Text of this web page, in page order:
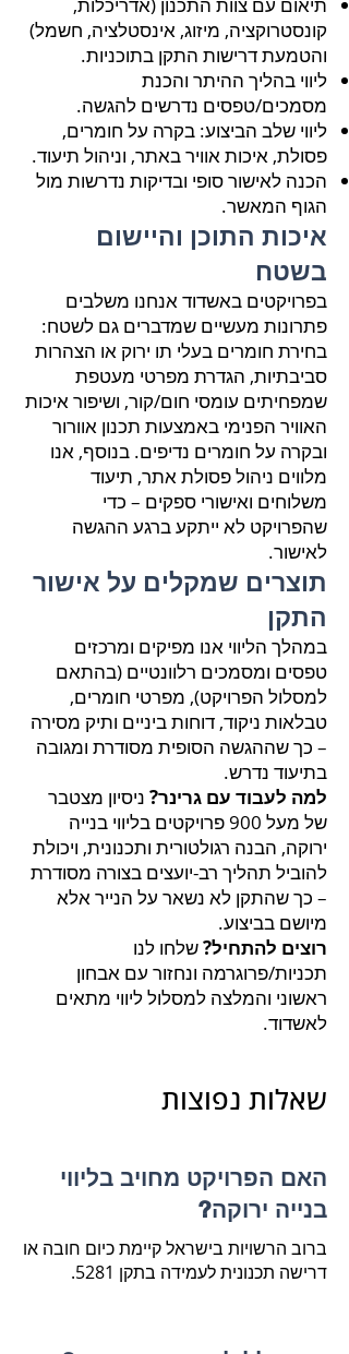
קונסטרוקציה, מיזוג, אינסטלציה, חשמל)
והטמעת דרישות התקן בתוכניות.
ליווי בהליך ההיתר והכנת
מסמכים/טפסים נדרשים להגשה.
ליווי שלב הביצוע: בקרה על חומרים,
פסולת, איכות אוויר באתר, וניהול תיעוד.
הכנה לאישור סופי ובדיקות נדרשות מול
הגוף המאשר.
איכות התוכן והיישום
בשטח
בפרויקטים באשדוד אנחנו משלבים
פתרונות מעשיים שמדברים גם לשטח:
בחירת חומרים בעלי תו ירוק או הצהרות
סביבתיות, הגדרת מפרטי מעטפת
שמפחיתים עומסי חום/קור, ושיפור איכות
האוויר הפנימי באמצעות תכנון אוורור
ובקרה על חומרים נדיפים. בנוסף, אנו
מלווים ניהול פסולת אתר, תיעוד
משלוחים ואישורי ספקים – כדי
שהפרויקט לא ייתקע ברגע ההגשה
לאישור.
תוצרים שמקלים על אישור
התקן
במהלך הליווי אנו מפיקים ומרכזים
טפסים ומסמכים רלוונטיים (בהתאם
למסלול הפרויקט), מפרטי חומרים,
טבלאות ניקוד, דוחות ביניים ותיק מסירה
– כך שההגשה הסופית מסודרת ומגובה
בתיעוד נדרש.
למה לעבוד עם גרינר? ניסיון מצטבר
של מעל 900 פרויקטים בליווי בנייה
ירוקה, הבנה רגולטורית ותכנונית, ויכולת
להוביל תהליך רב-יועצים בצורה מסודרת
– כך שהתקן לא נשאר על הנייר אלא
מיושם בביצוע.
רוצים להתחיל?שלחו לנו
תכניות/פרוגרמה ונחזור עם אבחון
ראשוני והמלצה למסלול ליווי מתאים
לאשדוד.
שאלות נפוצות
האם הפרויקט מחויב בליווי
בנייה ירוקה?
ברוב הרשויות בישראל קיימת כיום חובה או
דרישה תכנונית לעמידה בתקן 5281.